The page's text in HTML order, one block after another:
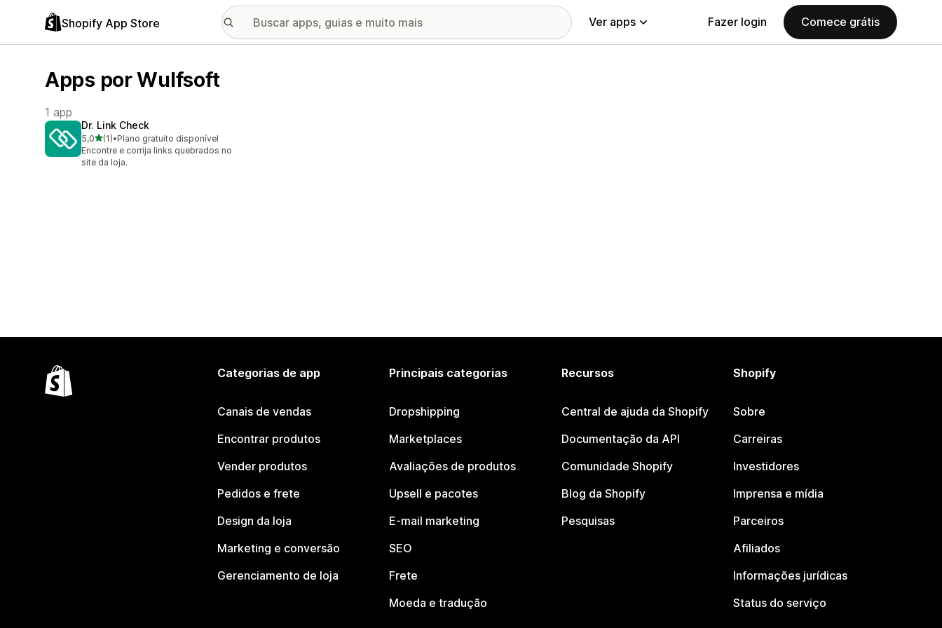
Shopify App Store Ver apps Fazer login Comece grátis
Apps por Wulfsoft
1 app
Dr. Link Check
5,0de 5 estrelas
(1)
1 avaliações ao todo
•Plano gratuito disponível
Encontre e corrija links quebrados no
site da loja.
Categorias de app
Canais de vendas
Encontrar produtos
Vender produtos
Pedidos e frete
Design da loja
Marketing e conversão
Gerenciamento de loja
Principais categorias
Dropshipping
Marketplaces
Avaliações de produtos
Upsell e pacotes
E-mail marketing
SEO
Frete
Moeda e tradução
Recursos
Central de ajuda da Shopify
Documentação da API
Comunidade Shopify
Blog da Shopify
Pesquisas
Shopify
Sobre
Carreiras
Investidores
Imprensa e mídia
Parceiros
Afiliados
Informações jurídicas
Status do serviço